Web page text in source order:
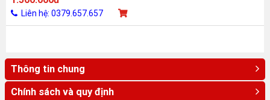
Liên hệ: 0379.657.657
Thông tin chung
Chính sách và quy định